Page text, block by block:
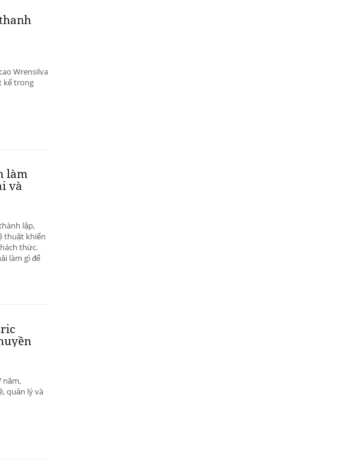
Wrensilva
kế trong
làm
và
lập,
thuật khiến
thức.
làm gì để
năm,
quản lý và